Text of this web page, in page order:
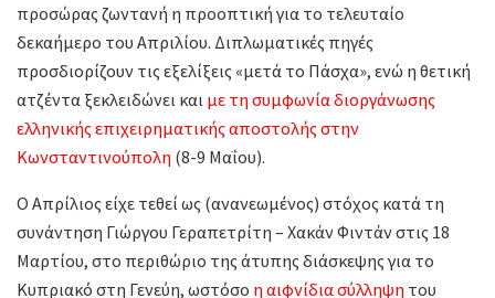
προσώρας ζωντανή η προοπτική για το τελευταίο
δεκαήμερο του Απριλίου. Διπλωματικές πηγές
προσδιορίζουν τις εξελίξεις «μετά το Πάσχα», ενώ η θετική
ατζέντα ξεκλειδώνει και με τη συμφωνία διοργάνωσης
ελληνικής επιχειρηματικής αποστολής στην
Κωνσταντινούπολη (8-9 Μαΐου).
Ο Απρίλιος είχε τεθεί ως (ανανεωμένος) στόχος κατά τη
συνάντηση Γιώργου Γεραπετρίτη – Χακάν Φιντάν στις 18
Μαρτίου, στο περιθώριο της άτυπης διάσκεψης για το
Κυπριακό στη Γενεύη, ωστόσο η αιφνίδια σύλληψη του